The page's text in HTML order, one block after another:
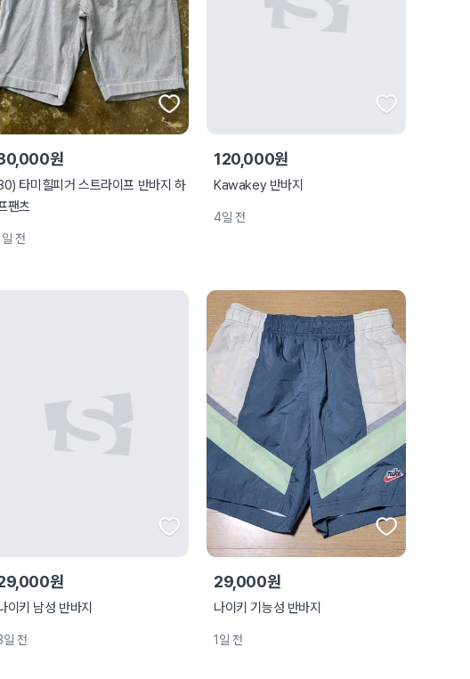
원
타미힐피거 스트라이프 반바지 하
팬츠
전
120,000원
Kawakey 반바지
4일 전
원
이키 남성 반바지
일 전
29,000원
나이키 기능성 반바지
1일 전